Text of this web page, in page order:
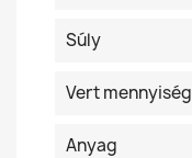
Súly
Vert mennyiség
Anyag